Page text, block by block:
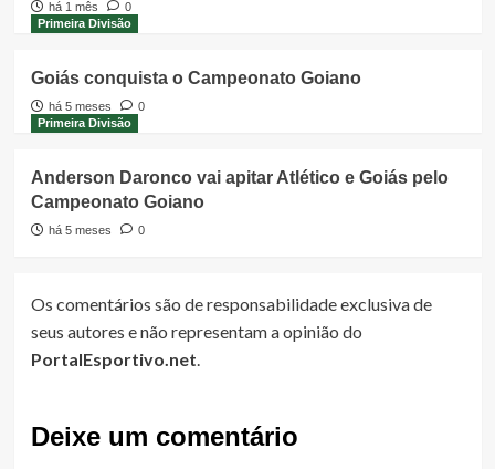
há 1 mês
0
Primeira Divisão
Goiás conquista o Campeonato Goiano
há 5 meses
0
Primeira Divisão
Anderson Daronco vai apitar Atlético e Goiás pelo
Campeonato Goiano
há 5 meses 0
Os comentários são de responsabilidade exclusiva de
seus autores e não representam a opinião do
PortalEsportivo.net
Deixe um comentário